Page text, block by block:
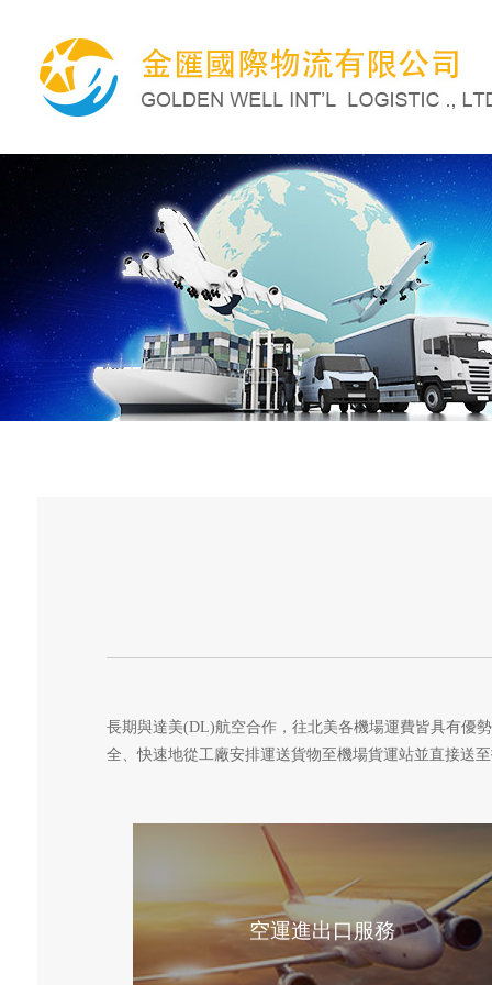
長期與達美(DL)航空合作，往北美各機場運費皆具有優
全、快速地從工廠安排運送貨物至機場貨運站並直接送
空運進出口服務